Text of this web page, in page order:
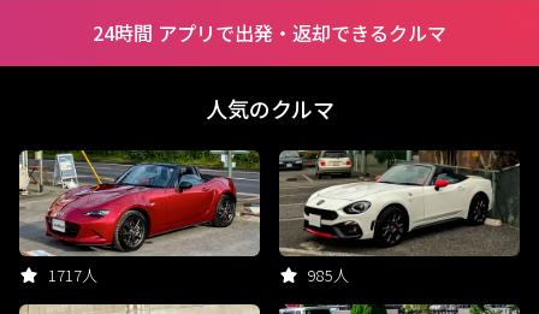
24時間 アプリで出発・返却できるクルマ
人気のクルマ
1717人 985人